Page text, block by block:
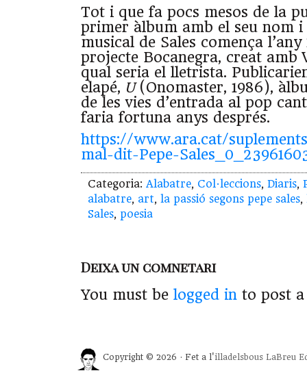
Tot i que fa pocs mesos de la
primer àlbum amb el seu nom i
musical de Sales comença
projecte Bocanegra, creat amb
qual seria el lletrista.
elapé, U(Onomaster, 1986),
de les vies d’entrada al pop
faria fortuna anys després.
https://www.ara.cat/
mal-dit-Pepe-
Categoria: Alabatre, Col·leccions, Diaris,
alabatre, art, la passió segons pepe sales,
Sales, poesia
Deixa un comnetari
You must be logged in to post
Copyright © 2026 · Fet a l'illadelsbous LaBreu